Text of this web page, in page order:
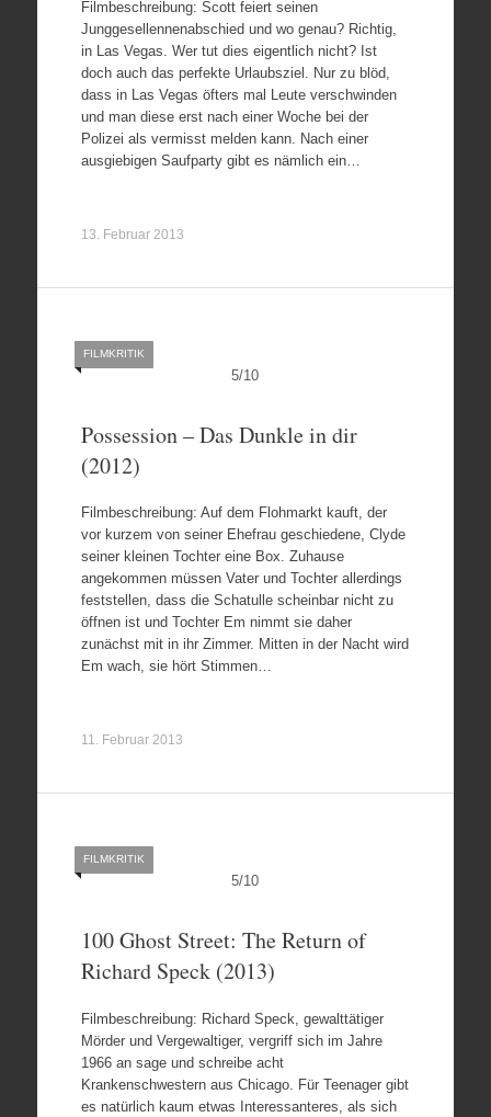
Filmbeschreibung: Scott feiert seinen
Junggesellennenabschied und wo genau? Richtig,
in Las Vegas. Wer tut dies eigentlich nicht? Ist
doch auch das perfekte Urlaubsziel. Nur zu blöd,
dass in Las Vegas öfters mal Leute verschwinden
und man diese erst nach einer Woche bei der
Polizei als vermisst melden kann. Nach einer
ausgiebigen Saufparty gibt es nämlich ein…
13. Februar 2013
5/10
FILMKRITIK
Possession – Das Dunkle in dir
(2012)
Filmbeschreibung: Auf dem Flohmarkt kauft, der
vor kurzem von seiner Ehefrau geschiedene, Clyde
seiner kleinen Tochter eine Box. Zuhause
angekommen müssen Vater und Tochter allerdings
feststellen, dass die Schatulle scheinbar nicht zu
öffnen ist und Tochter Em nimmt sie daher
zunächst mit in ihr Zimmer. Mitten in der Nacht wird
Em wach, sie hört Stimmen…
11. Februar 2013
5/10
FILMKRITIK
100 Ghost Street: The Return of
Richard Speck (2013)
Filmbeschreibung: Richard Speck, gewalttätiger
Mörder und Vergewaltiger, vergriff sich im Jahre
1966 an sage und schreibe acht
Krankenschwestern aus Chicago. Für Teenager gibt
es natürlich kaum etwas Interessanteres, als sich